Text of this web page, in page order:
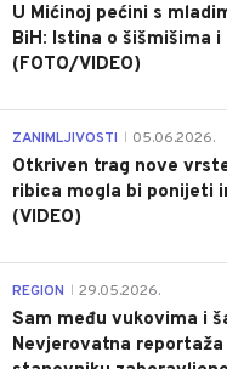
U Mićinoj pećini s
BiH: Istina o šišmišima
(FOTO/VIDEO)
ZANIMLJIVOSTI 05.06.2026.
Otkriven trag nove
ribica mogla bi ponijeti
(VIDEO)
REGION 29.05.2026.
Sam među vukovima i
Nevjerovatna reportaža